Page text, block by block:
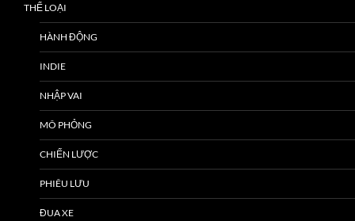
THỂ LOẠI
HÀNH ĐỘNG
INDIE
NHẬP VAI
MÔ PHỎNG
CHIẾN LƯỢC
PHIÊU LƯU
ĐUA XE